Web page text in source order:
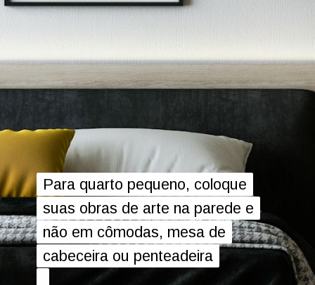
Para quarto pequeno, coloque
suas obras de arte na parede e
não em cômodas, mesa de
cabeceira ou penteadeira
Para quarto pequeno, coloque
suas obras de arte na parede e
não em cômodas, mesa de
cabeceira ou penteadeira